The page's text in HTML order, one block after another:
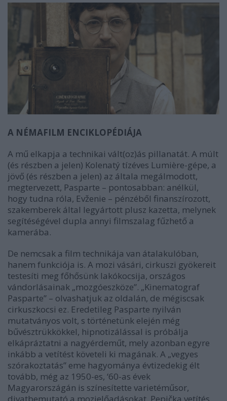
A NÉMAFILM ENCIKLOPÉDIÁJA
A mű elkapja a technikai vált(oz)ás pillanatát. A múlt
(és részben a jelen) Kolenatý tízéves Lumière-gépe, a
jövő (és részben a jelen) az általa megálmodott,
megtervezett, Pasparte – pontosabban: anélkül,
hogy tudna róla, Evženie – pénzéből finanszírozott,
szakemberek által legyártott plusz kazetta, melynek
segítéségével dupla annyi filmszalag fűzhető a
kamerába.
De nemcsak a film technikája van átalakulóban,
hanem funkciója is. A mozi vásári, cirkuszi gyökereit
testesíti meg főhősünk lakókocsija, országos
vándorlásainak „mozgóeszköze”. „Kinematograf
Pasparte” – olvashatjuk az oldalán, de mégiscsak
cirkuszkocsi ez. Eredetileg Pasparte nyilván
mutatványos volt, s történetünk elején még
bűvésztrükkökkel, hipnotizálással is próbálja
elkápráztatni a nagyérdeműt, mely azonban egyre
inkább a vetítést követeli ki magának. A „vegyes
szórakoztatás” eme hagyománya évtizedekig élt
tovább, még az 1950-es, ‘60-as évek
Magyarországán is színesítette varietéműsor,
divatbemutató a mozielőadásokat. Pepička vetítés